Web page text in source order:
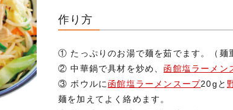
作り方
① たっぷりのお湯で麺を茹でます。（麺
② 中華鍋で具材を炒め、函館塩ラーメン
③ ボウルに函館塩ラーメンスープ20gと
麺を加えてよく絡めます。